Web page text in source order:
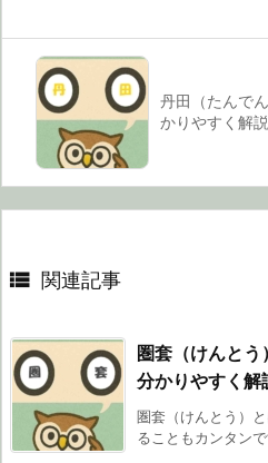
丹田（たんで
かりやすく解
 関連記事
圏套（けんと
分かりやすく解
圏套（けんとう）
ることもカンタン